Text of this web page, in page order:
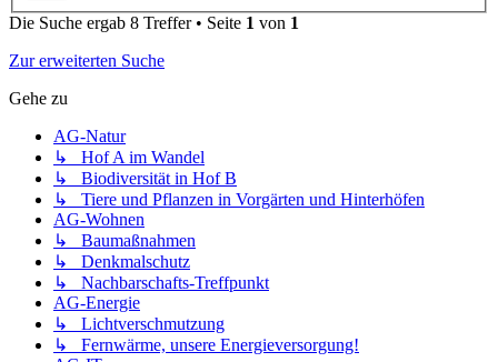
Die Suche ergab 8 Treffer • Seite 1 von 1
Zur erweiterten Suche
Gehe zu
AG-Natur
↳ Hof A im Wandel
↳ Biodiversität in Hof B
↳ Tiere und Pflanzen in Vorgärten und Hinterhöfen
AG-Wohnen
↳ Baumaßnahmen
↳ Denkmalschutz
↳ Nachbarschafts-Treffpunkt
AG-Energie
↳ Lichtverschmutzung
↳ Fernwärme, unsere Energieversorgung!